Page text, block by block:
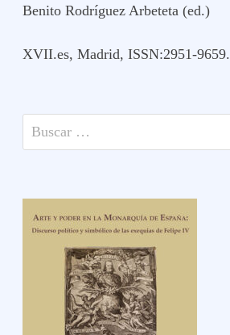
Benito Rodríguez Arbeteta (ed.)
XVII.es, Madrid, ISSN:2951-9659.
Buscar: